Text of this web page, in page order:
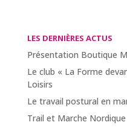
LES DERNIÈRES ACTUS
Présentation Boutique
Le club « La Forme
Loisirs
Le travail postural en
Trail et Marche